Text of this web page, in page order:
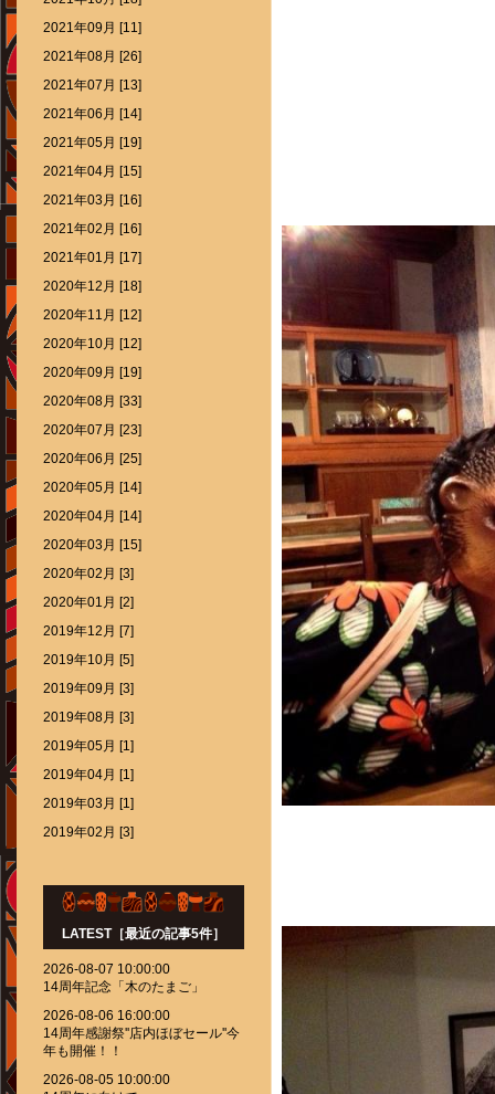
2021年09月 [11]
2021年08月 [26]
2021年07月 [13]
2021年06月 [14]
2021年05月 [19]
2021年04月 [15]
2021年03月 [16]
2021年02月 [16]
2021年01月 [17]
2020年12月 [18]
2020年11月 [12]
2020年10月 [12]
2020年09月 [19]
2020年08月 [33]
2020年07月 [23]
2020年06月 [25]
2020年05月 [14]
2020年04月 [14]
2020年03月 [15]
2020年02月 [3]
2020年01月 [2]
2019年12月 [7]
2019年10月 [5]
2019年09月 [3]
2019年08月 [3]
2019年05月 [1]
2019年04月 [1]
2019年03月 [1]
2019年02月 [3]
LATEST［最近の記事5件］
2026-08-07 10:00:00
14周年記念「木のたまご」
2026-08-06 16:00:00
14周年感謝祭''店内ほぼセール''今
年も開催！！
2026-08-05 10:00:00